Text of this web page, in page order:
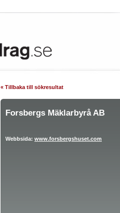
« Tillbaka till sökresultat
Forsbergs Mäklarbyrå AB
Webbsida: www.forsbergshuset.com